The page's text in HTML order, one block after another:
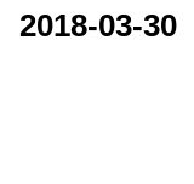
2018-03-30